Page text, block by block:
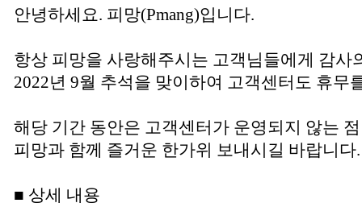
안녕하세요. 피망(Pmang)입니다.
항상 피망을 사랑해주시는 고객님들에게 감사
2022년 9월 추석을 맞이하여 고객센터도 휴무
해당 기간 동안은 고객센터가 운영되지 않는
피망과 함께 즐거운 한가위 보내시길 바랍니다.
■ 상세 내용